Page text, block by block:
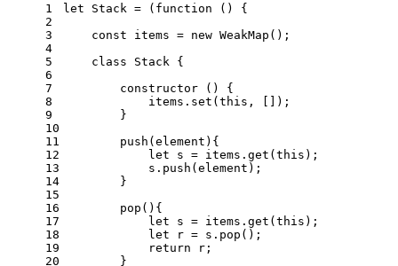
1
2
3
4
5
6
7
8
9
10
11
12
13
14
15
16
17
18
19
20
let Stack = ( function ( ) {
const items = new WeakMap ();
class
Stack {
constructor ( ) {
            items.
set ( this , []);
        }
push ( element ){
let s = items. get ( this );
            s.
push (element);
        }
pop ( ){
let s = items. get ( this );
let r = s. pop ();
return r;
        }